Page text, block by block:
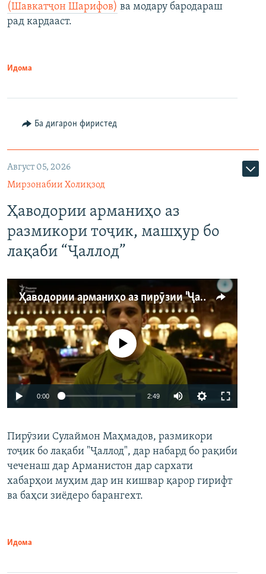
(Шавкатҷон Шарифов) ва модару бародараш
рад кардааст.
Идома
Ба дигарон фиристед
Август 05, 2026
Мирзонабии Холиқзод
Ҳаводории арманиҳо аз
размикори тоҷик, машҳур бо
лақаби “Ҷаллод”
Ҳаводории арманиҳо аз пирӯзии "Ҷаллод"-и тоҷик
Auto 240p 360p 480p
720p 1080p
Феълан кор намекунад
0:00 2:49
360p
480p
Пирӯзии Сулаймон Маҳмадов, размикори
тоҷик бо лақаби "Ҷаллод", дар набард бо рақиби
чеченаш дар Арманистон дар сархати
хабарҳои муҳим дар ин кишвар қарор гирифт
ва баҳси зиёдеро барангехт.
Идома